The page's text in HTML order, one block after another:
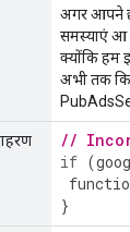
अगर आपने
समस्याएं आ
क्योंकि हम
अभी तक
//
if (
}